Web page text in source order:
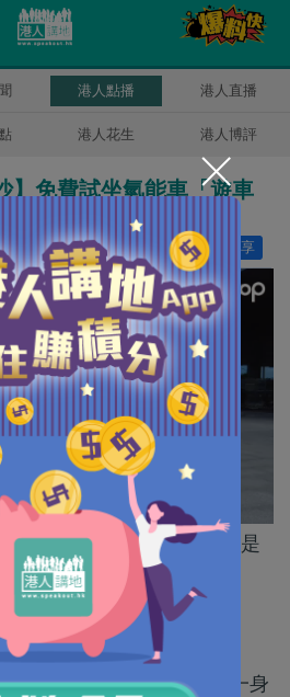
港人點播 港人直播
港人花生 港人博評
】免費試坐氫能車「遊車
行不是夢
分享
讚好 19
？真正零排碳的氫能車才是
，它是集新科技、環保於一身